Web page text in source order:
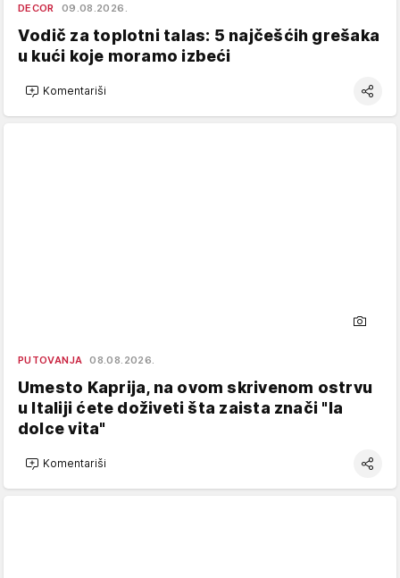
DECOR 09.08.2026.
Vodič za toplotni talas: 5 najčešćih grešaka
u kući koje moramo izbeći
Komentariši
PUTOVANJA 08.08.2026.
Umesto Kaprija, na ovom skrivenom ostrvu
u Italiji ćete doživeti šta zaista znači "la
dolce vita"
Komentariši